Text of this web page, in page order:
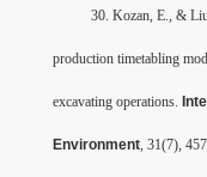
30. Kozan, E., &
production timetabling
excavating operations.
Environment , 31(7),